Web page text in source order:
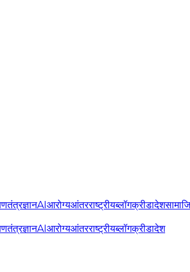
तंत्रज्ञानAIआरोग्यआंतरराष्ट्रीयब्लॉगक्रीडादेश
तंत्रज्ञानAIआरोग्यआंतरराष्ट्रीयब्लॉगक्रीडादेश